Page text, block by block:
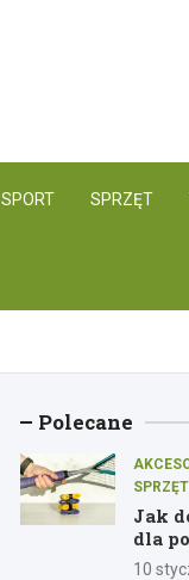
SPORT SPRZĘT
Polecane
Jak
dla
10